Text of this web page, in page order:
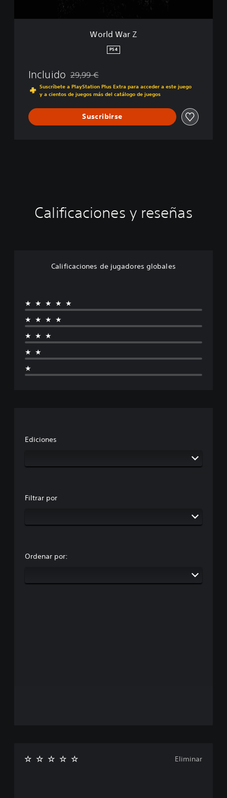
World War Z
PS4
Incluido Rebajado del precio original de 29,99 €
29,99 €
Suscríbete a PlayStation Plus Extra para acceder a este juego
y a cientos de juegos más del catálogo de juegos
Suscribirse
Calificaciones y reseñas
Calificaciones de jugadores globales
★★★★★
★★★★
★★★
★★
★
Ediciones
Filtrar por
Ordenar por:
Eliminar